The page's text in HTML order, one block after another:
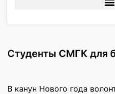
Студенты СМГК для
В канун Нового года